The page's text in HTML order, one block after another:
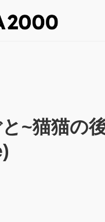
~猫猫の